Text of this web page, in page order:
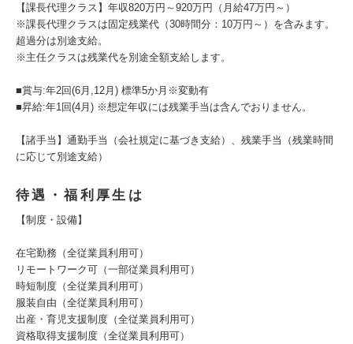
【課長代理クラス】年収820万円～920万円（月給47万円～）
※課長代理クラスは固定残業代（30時間分：10万円～）を含みます。
超過分は別途支給。
※主任クラスは残業代を別途全額支給します。
■賞与:年2回(6月,12月) 標準5か月※変動有
■昇給:年1回(4月) ※想定年収には残業手当は含んでおりません。
【諸手当】通勤手当（会社規定に基づき支給）、残業手当（残業時間
に応じて別途支給）
待遇・福利厚生は
【制度・設備】
在宅勤務（全従業員利用可）
リモートワーク可（一部従業員利用可）
時短制度（全従業員利用可）
服装自由（全従業員利用可）
出産・育児支援制度（全従業員利用可）
資格取得支援制度（全従業員利用可）